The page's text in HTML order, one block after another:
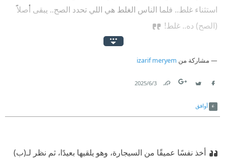
استثناء غلط.. فلما الناس الغلط هي اللي تحدد الصح.. يبقى أصلاً
(الصح) ده.. غلط!
مشاركة من izarif meryem
3‏/6‏/2025
أوافق
أخذ نفسًا عميقًا من السيجارة، وهو يلقيها بعيدًا، ثم نظر لـ(ب)